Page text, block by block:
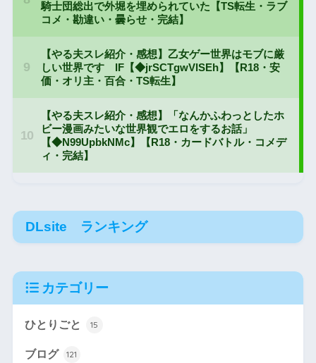
DLsite ランキング
カテゴリー
ひとりごと 15
ブログ 121